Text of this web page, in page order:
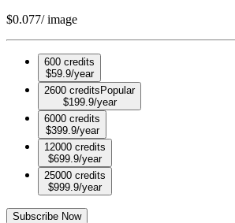
$0.077/ image
600 credits
$59.9/year
2600 credits Popular
$199.9/year
6000 credits
$399.9/year
12000 credits
$699.9/year
25000 credits
$999.9/year
Subscribe Now